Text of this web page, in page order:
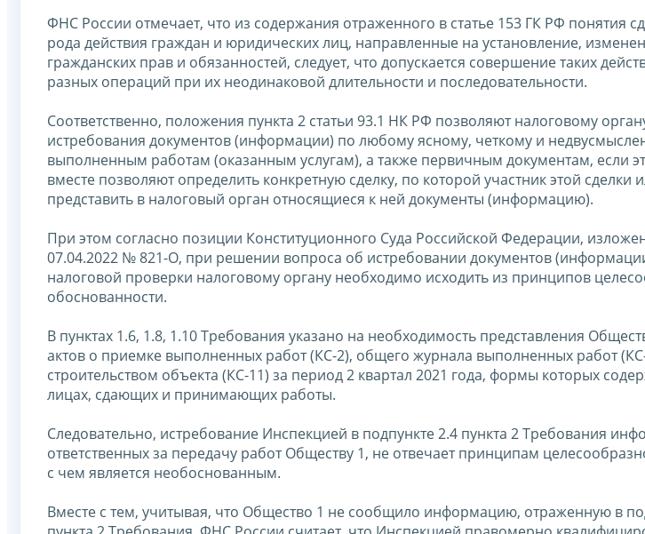
ФНС России отмечает, что из содержания отраженного в статье 153 ГК РФ понятия
рода действия граждан и юридических лиц, направленные на установление,
гражданских прав и обязанностей, следует, что допускается совершение таких
разных операций при их неодинаковой длительности и последовательности.
Соответственно, положения пункта 2 статьи 93.1 НК РФ позволяют налоговому
истребования документов (информации) по любому ясному, четкому и
выполненным работам (оказанным услугам), а также первичным документам, если
вместе позволяют определить конкретную сделку, по которой участник этой
представить в налоговый орган относящиеся к ней документы (информацию).
При этом согласно позиции Конституционного Суда Российской Федерации,
07.04.2022 № 821-О, при решении вопроса об истребовании документов
налоговой проверки налоговому органу необходимо исходить из принципов
обоснованности.
В пунктах 1.6, 1.8, 1.10 Требования указано на необходимость представления
актов о приемке выполненных работ (КС-2), общего журнала выполненных работ
строительством объекта (КС-11) за период 2 квартал 2021 года, формы которых
лицах, сдающих и принимающих работы.
Следовательно, истребование Инспекцией в подпункте 2.4 пункта 2 Требования
ответственных за передачу работ Обществу 1, не отвечает принципам
с чем является необоснованным.
Вместе с тем, учитывая, что Общество 1 не сообщило информацию, отраженную в